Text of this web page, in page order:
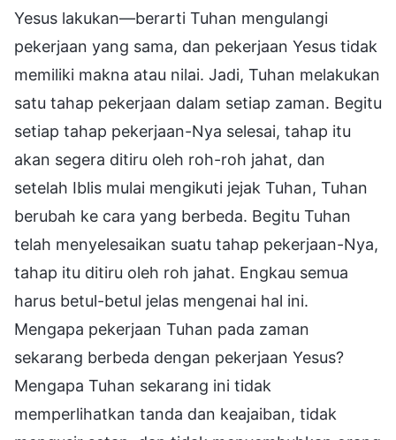
Yesus lakukan—berarti Tuhan mengulangi
pekerjaan yang sama, dan pekerjaan Yesus tidak
memiliki makna atau nilai. Jadi, Tuhan melakukan
satu tahap pekerjaan dalam setiap zaman. Begitu
setiap tahap pekerjaan-Nya selesai, tahap itu
akan segera ditiru oleh roh-roh jahat, dan
setelah Iblis mulai mengikuti jejak Tuhan, Tuhan
berubah ke cara yang berbeda. Begitu Tuhan
telah menyelesaikan suatu tahap pekerjaan-Nya,
tahap itu ditiru oleh roh jahat. Engkau semua
harus betul-betul jelas mengenai hal ini.
Mengapa pekerjaan Tuhan pada zaman
sekarang berbeda dengan pekerjaan Yesus?
Mengapa Tuhan sekarang ini tidak
memperlihatkan tanda dan keajaiban, tidak